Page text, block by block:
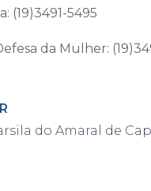
(19)3491-5495
da Mulher: